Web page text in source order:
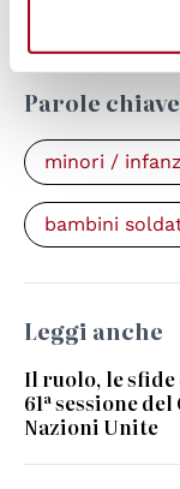
Parole chiave
minori /
bambini
Leggi anche
Il ruolo, le
61ª sessione
Nazioni Unite